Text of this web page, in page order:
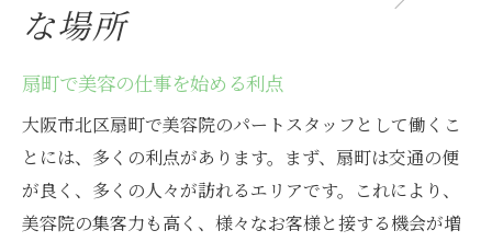
な場所
扇町で美容の仕事を始める利点
大阪市北区扇町で美容院のパートスタッフとして働くこ
とには、多くの利点があります。まず、扇町は交通の便
が良く、多くの人々が訪れるエリアです。これにより、
美容院の集客力も高く、様々なお客様と接する機会が増